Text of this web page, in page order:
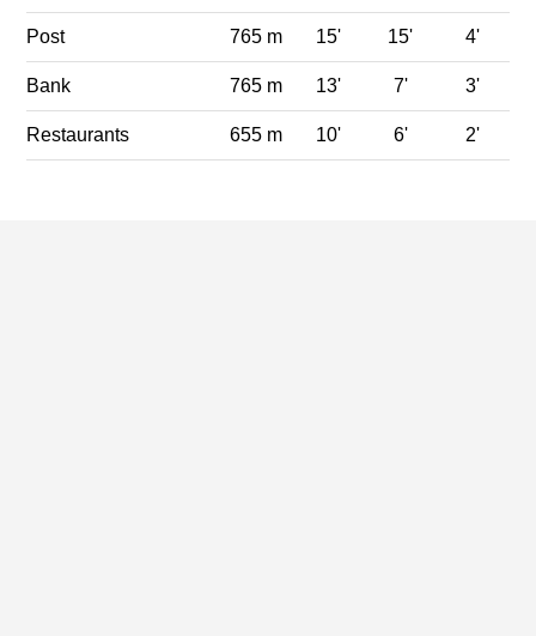
Post 765 m 15' 15' 4'
Bank 765 m 13' 7' 3'
Restaurants 655 m 10' 6' 2'